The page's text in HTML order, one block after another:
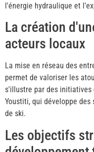
l'énergie hydraulique et
La création
acteurs locaux
La mise en réseau des
permet de valoriser les
s'illustre par des initiatives
Youstiti, qui développe
de ski.
Les objectifs